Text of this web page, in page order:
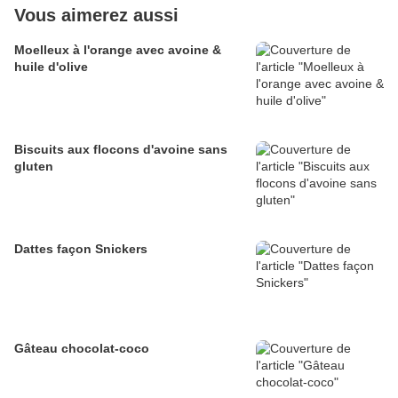
Vous aimerez aussi
Moelleux à l'orange avec avoine &
huile d'olive
Biscuits aux flocons d'avoine sans
gluten
Dattes façon Snickers
Gâteau chocolat-coco